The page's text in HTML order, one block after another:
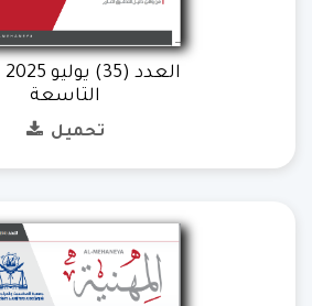
التاسعة
تحميل